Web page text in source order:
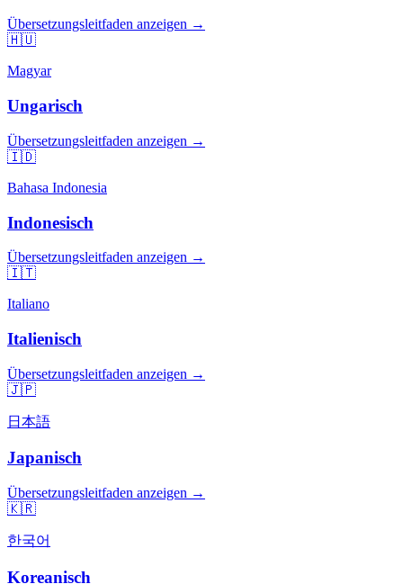
Übersetzungsleitfaden anzeigen →
🇭🇺
Magyar
Ungarisch
Übersetzungsleitfaden anzeigen →
🇮🇩
Bahasa Indonesia
Indonesisch
Übersetzungsleitfaden anzeigen →
🇮🇹
Italiano
Italienisch
Übersetzungsleitfaden anzeigen →
🇯🇵
日本語
Japanisch
Übersetzungsleitfaden anzeigen →
🇰🇷
한국어
Koreanisch